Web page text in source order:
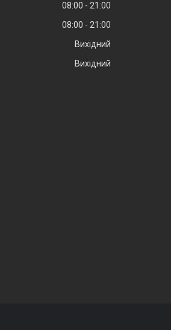
08:00
21:00
08:00
21:00
Вихідний
Вихідний